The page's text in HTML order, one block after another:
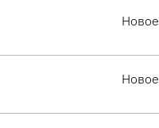
Новое
Новое